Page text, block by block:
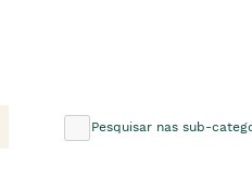
Pesquisar nas sub-